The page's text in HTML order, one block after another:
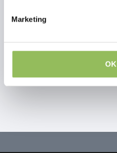
Marketing
OK
This article has no reviews yet
Eigene Bewertung erstellen